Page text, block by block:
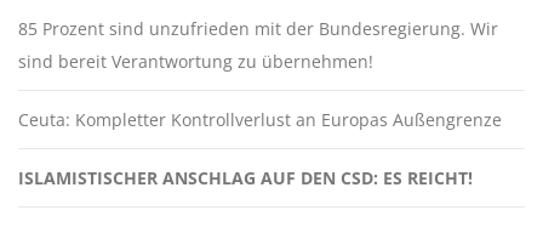
85 Prozent sind unzufrieden mit der Bundesregierung. Wir
sind bereit Verantwortung zu übernehmen!
Ceuta: Kompletter Kontrollverlust an Europas Außengrenze
ISLAMISTISCHER ANSCHLAG AUF DEN CSD: ES REICHT!